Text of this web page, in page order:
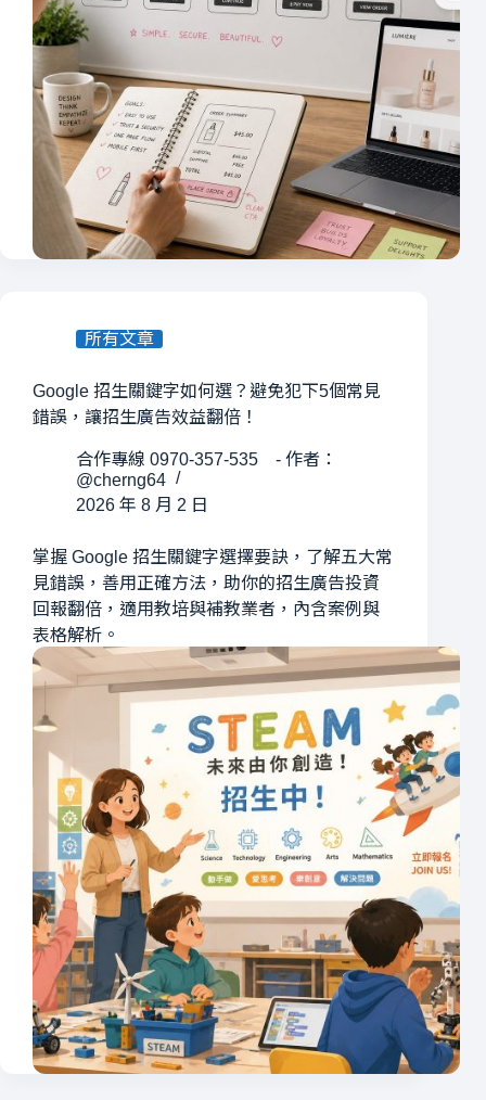
所有文章
Google 招生關鍵字如何選？避免犯下5個常見
錯誤，讓招生廣告效益翻倍！
合作專線 0970-357-535 - 作者：
@cherng64
2026 年 8 月 2 日
掌握 Google 招生關鍵字選擇要訣，了解五大常
見錯誤，善用正確方法，助你的招生廣告投資
回報翻倍，適用教培與補教業者，內含案例與
表格解析。